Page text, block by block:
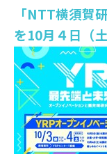
NTT先端集積デ
NTTコミュニケ
NTT物性科学基礎
総合研究所・研究所の
特定分野の研究センタ
NTT知的財産センタ
「NTT横須賀
を10月４日（